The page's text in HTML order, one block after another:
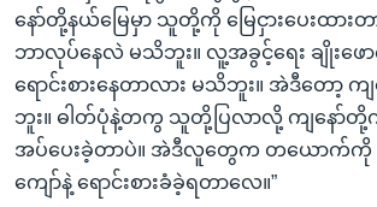
နော်တို့နယ်မြေမှာ သူတို့ကို မြေငှားပေးထာ
ဘာလုပ်နေလဲ မသိဘူး။ လူ့အခွင့်ရေး ချိုးဖေ
ရောင်းစားနေတာလား မသိဘူး။ အဲဒီတော့
ဘူး။ ဓါတ်ပုံနဲ့တကွ သူတို့ပြလာလို့ ကျနော်တို့က
အပ်ပေးခဲ့တာပဲ။ အဲဒီလူတွေက တယောက်
ကျော်နဲ့ ရောင်းစားခံခဲ့ရတာလေ။”